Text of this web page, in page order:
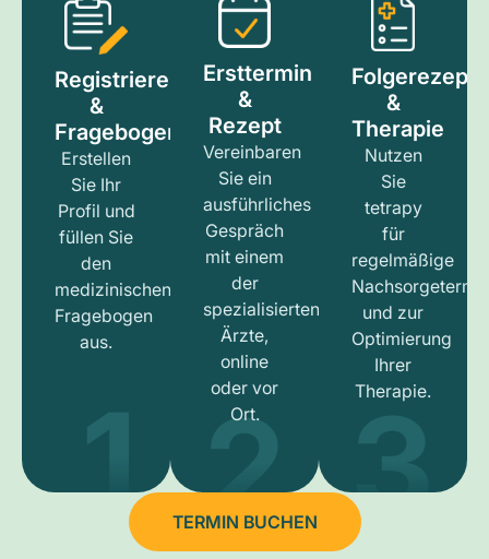
Registrieren
&
Fragebogen
Erstellen
Sie Ihr
Profil und
füllen Sie
den
medizinischen
Fragebogen
aus.
1
Ersttermin
&
Rezept
Vereinbaren
Sie ein
ausführliches
Gespräch
mit einem
der
spezialisierten
Ärzte,
online
oder vor
Ort.
2
Folgerezept
&
Therapie
Nutzen
Sie
tetrapy
für
regelmäßige
und zur
Optimierung
Ihrer
Therapie.
3
TERMIN BUCHEN